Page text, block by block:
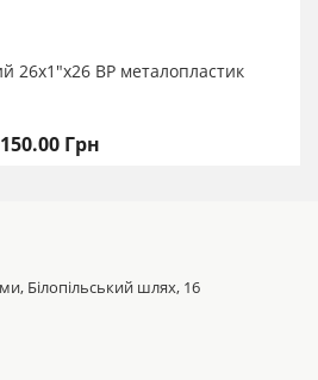
26х1"х26 ВР металопластик
150.00 Грн
Білопільський шлях, 16